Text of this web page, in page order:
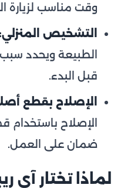
وقت مناسب لزيارة
التشخيص
الطبيعة ويحدد
قبل البدء.
الإصلاح بقطع
الإصلاح باستخدام
ضمان على العمل.
لماذا تختار آي